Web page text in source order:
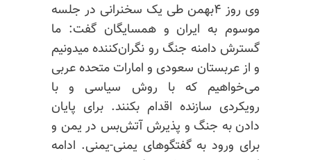
وی روز ۴بهمن طی یک سخنرانی در جلسه
موسوم به ایران و همسایگان گفت: ما
گسترش دامنه جنگ رو نگران‌کننده میدونیم
و از عربستان سعودی و امارات متحده عربی
می‌خواهیم که با روش سیاسی و با
رویکردی سازنده اقدام بکنند. برای پایان
دادن به جنگ و پذیرش آتش‌بس در یمن و
برای ورود به گفتگوهای یمنی-یمنی. ادامه